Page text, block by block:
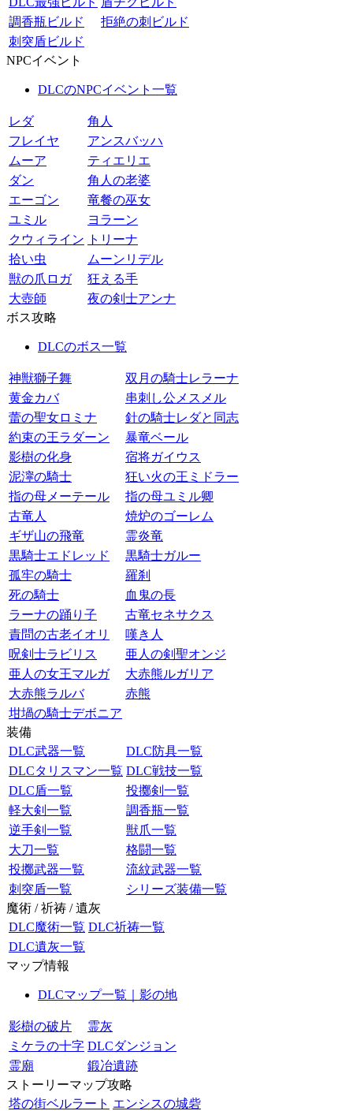
調香瓶ビルド
拒絶の刺ビルド
刺突盾ビルド
NPCイベント
DLCのNPCイベント一覧
レダ
角人
フレイヤ
アンスバッハ
ムーア
ティエリエ
ダン
角人の老婆
エーゴン
竜餐の巫女
ユミル
ヨラーン
クウィライン
トリーナ
拾い虫
ムーンリデル
獣の爪ロガ
狂える手
大壺師
夜の剣士アンナ
ボス攻略
DLCのボス一覧
神獣獅子舞
双月の騎士レラーナ
黄金カバ
串刺し公メスメル
蕾の聖女ロミナ
針の騎士レダと同志
約束の王ラダーン
暴竜ベール
影樹の化身
宿将ガイウス
泥濘の騎士
狂い火の王ミドラー
指の母メーテール
指の母ユミル卿
古竜人
焼炉のゴーレム
ギザ山の飛竜
霊炎竜
黒騎士エドレッド
黒騎士ガルー
孤牢の騎士
羅刹
死の騎士
血鬼の長
ラーナの踊り子
古竜セネサクス
責問の古老イオリ
嘆き人
呪剣士ラビリス
亜人の剣聖オンジ
亜人の女王マルガ
大赤熊ルガリア
大赤熊ラルバ
赤熊
坩堝の騎士デボニア
装備
DLC武器一覧
DLC防具一覧
DLCタリスマン一覧 DLC戦技一覧
DLC盾一覧
投擲剣一覧
軽大剣一覧
調香瓶一覧
逆手剣一覧
獣爪一覧
大刀一覧
格闘一覧
投擲武器一覧
流紋武器一覧
刺突盾一覧
シリーズ装備一覧
魔術 / 祈祷 / 遺灰
DLC魔術一覧 DLC祈祷一覧
DLC遺灰一覧
マップ情報
DLCマップ一覧｜影の地
影樹の破片
霊灰
ミケラの十字 DLCダンジョン
霊廟
鍛冶遺跡
ストーリーマップ攻略
塔の街ベルラート エンシスの城砦